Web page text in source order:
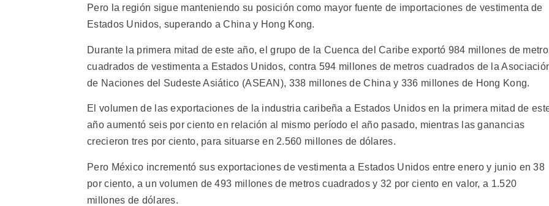
Pero la región sigue manteniendo su posición como mayor fuente de importaciones de vestimenta de
Estados Unidos, superando a China y Hong Kong.
Durante la primera mitad de este año, el grupo de la Cuenca del Caribe exportó 984 millones de
cuadrados de vestimenta a Estados Unidos, contra 594 millones de metros cuadrados de la
de Naciones del Sudeste Asiático (ASEAN), 338 millones de China y 336 millones de Hong Kong.
El volumen de las exportaciones de la industria caribeña a Estados Unidos en la primera mitad de
año aumentó seis por ciento en relación al mismo período el año pasado, mientras las ganancias
crecieron tres por ciento, para situarse en 2.560 millones de dólares.
Pero México incrementó sus exportaciones de vestimenta a Estados Unidos entre enero y junio en 38
por ciento, a un volumen de 493 millones de metros cuadrados y 32 por ciento en valor, a 1.520
millones de dólares.